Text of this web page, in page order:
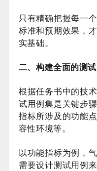
只有精确把握每一
标准和预期效果，
实基础。
二、构建全面的测
根据任务书中的技
试用例集是关键步
指标所涉及的功能
容性环境等。
以功能指标为例，
需要设计测试用例